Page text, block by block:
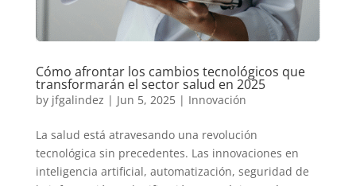
Cómo afrontar los cambios tecnológicos que
transformarán el sector salud en 2025
by jfgalindez | Jun 5, 2025| Innovación
La salud está atravesando una revolución
tecnológica sin precedentes. Las innovaciones en
inteligencia artificial, automatización, seguridad de